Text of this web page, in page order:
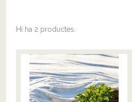
Hi ha 2 productes.